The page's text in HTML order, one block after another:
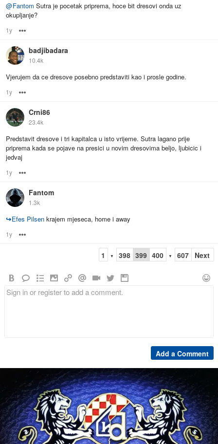
@Fantom Sutra je pocetak priprema, hoce bit dresovi onda uz
okupljanje?
1y
badjibadara
10.4k
Vjerujem da ce dresove posebno predstaviti kao i prosle godine.
1y
Crni86
23.4k
Predstavit dresove i tri kapitalca u isto vrijeme. Sutra lagano prije
priprema kada se pojave na presici u novim dresovima beljo, ljubicic i
jedvaj
1y
Fantom
1.3k
↪Efes Pilsen krajem mjeseca, home i away
1y
1 ▼ 398 399 400 ▼ 607 Next
Add a Comment